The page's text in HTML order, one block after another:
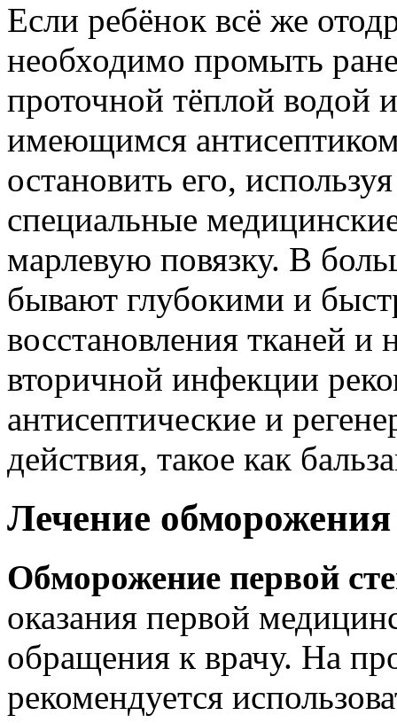
Если ребёнок всё же
необходимо промыть
проточной тёплой водой
имеющимся
остановить его,
специальные
марлевую повязку. В
бывают глубокими и
восстановления тканей
вторичной инфекции
антисептические и
действия, такое как
Лечение обморожения
Обморожение первой
оказания первой
обращения к врачу. На
рекомендуется